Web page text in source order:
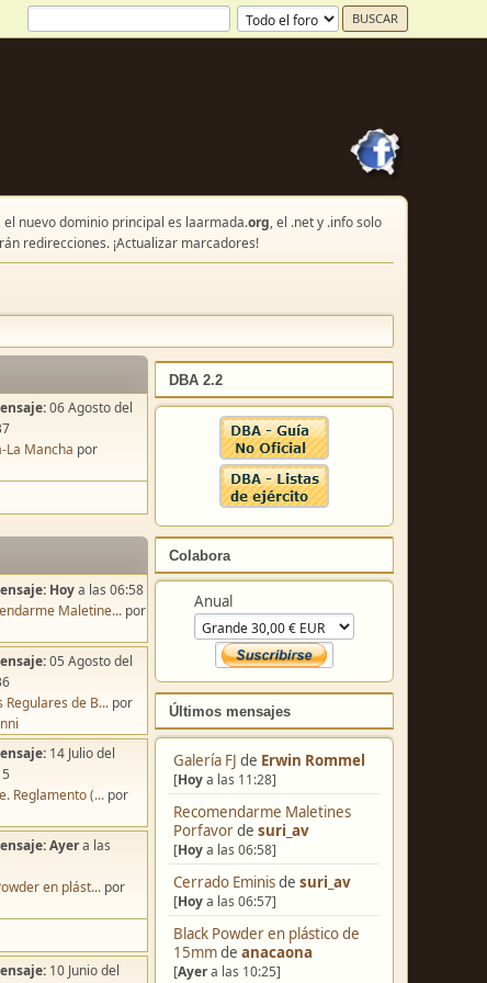
nuevo dominio principal es laarmada.org, el .net y .info solo
redirecciones. ¡Actualizar marcadores!
DBA 2.2
Colabora
Anual
Últimos mensajes
Galería FJ de Erwin Rommel
[Hoya las 11:28]
Recomendarme Maletines
Porfavorde suri_av
[Hoya las 06:58]
Cerrado Eminisde suri_av
[Hoya las 06:57]
Black Powder en plástico de
15mmde anacaona
[Ayera las 10:25]
06 Agosto del
La Mancha por
Hoya las 06:58
Maletine... por
05 Agosto del
Regulares de B... por
14 Julio del
Reglamento (... por
Ayera las
en plást... por
10 Junio del